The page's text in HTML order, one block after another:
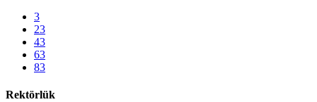
3
23
43
63
83
Rektörlük